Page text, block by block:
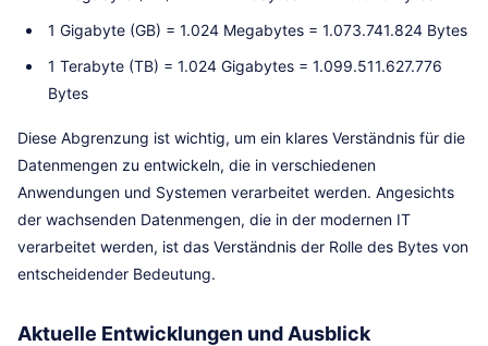
1 Gigabyte (GB) = 1.024 Megabytes = 1.073.741.824 Bytes
1 Terabyte (TB) = 1.024 Gigabytes = 1.099.511.627.776
Bytes
Diese Abgrenzung ist wichtig, um ein klares Verständnis für die
Datenmengen zu entwickeln, die in verschiedenen
Anwendungen und Systemen verarbeitet werden. Angesichts
der wachsenden Datenmengen, die in der modernen IT
verarbeitet werden, ist das Verständnis der Rolle des Bytes von
entscheidender Bedeutung.
Aktuelle Entwicklungen und Ausblick